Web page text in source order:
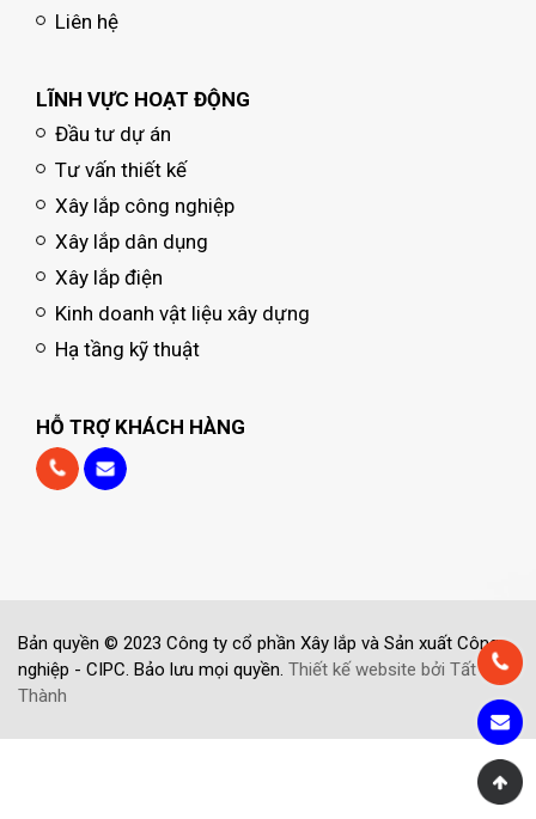
Liên hệ
LĨNH VỰC HOẠT ĐỘNG
Đầu tư dự án
Tư vấn thiết kế
Xây lắp công nghiệp
Xây lắp dân dụng
Xây lắp điện
Kinh doanh vật liệu xây dựng
Hạ tầng kỹ thuật
HỖ TRỢ KHÁCH HÀNG
Bản quyền © 2023 Công ty cổ phần Xây lắp và Sản xuất Công
nghiệp - CIPC. Bảo lưu mọi quyền. Thiết kế website bởi Tất
Thành